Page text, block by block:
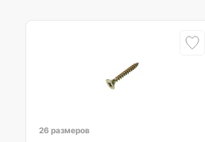
26 размеров